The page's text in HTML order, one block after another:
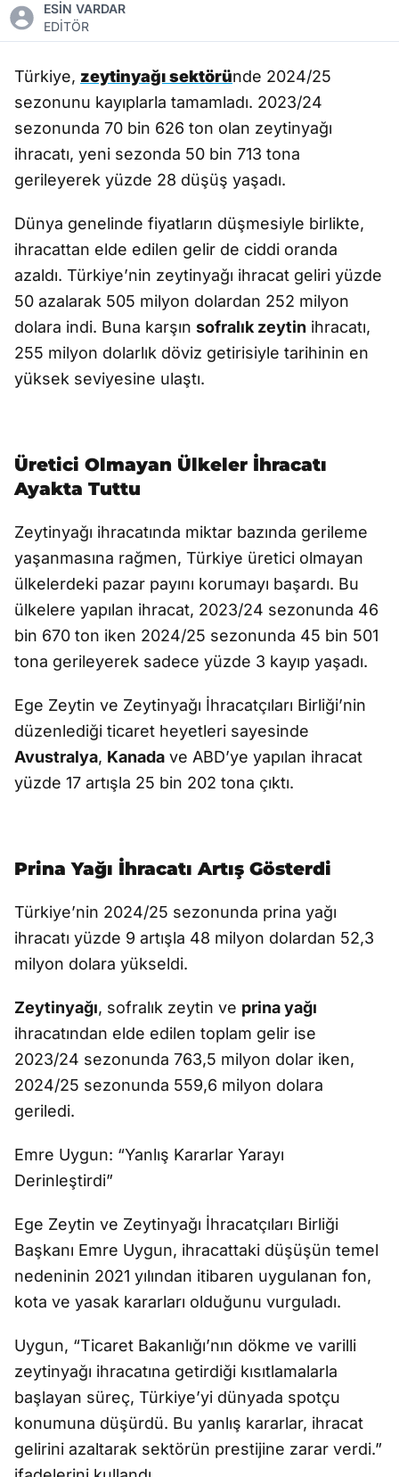
ESİN VARDAR
EDİTÖR
Türkiye, zeytinyağı sektöründe 2024/25
sezonunu kayıplarla tamamladı. 2023/24
sezonunda 70 bin 626 ton olan zeytinyağı
ihracatı, yeni sezonda 50 bin 713 tona
gerileyerek yüzde 28 düşüş yaşadı.
Dünya genelinde fiyatların düşmesiyle birlikte,
ihracattan elde edilen gelir de ciddi oranda
azaldı. Türkiye’nin zeytinyağı ihracat geliri yüzde
50 azalarak 505 milyon dolardan 252 milyon
dolara indi. Buna karşın sofralık zeytin ihracatı,
255 milyon dolarlık döviz getirisiyle tarihinin en
yüksek seviyesine ulaştı.
Üretici Olmayan Ülkeler İhracatı
Ayakta Tuttu
Zeytinyağı ihracatında miktar bazında gerileme
yaşanmasına rağmen, Türkiye üretici olmayan
ülkelerdeki pazar payını korumayı başardı. Bu
ülkelere yapılan ihracat, 2023/24 sezonunda 46
bin 670 ton iken 2024/25 sezonunda 45 bin 501
tona gerileyerek sadece yüzde 3 kayıp yaşadı.
Ege Zeytin ve Zeytinyağı İhracatçıları Birliği’nin
düzenlediği ticaret heyetleri sayesinde
Avustralya, Kanada ve ABD’ye yapılan ihracat
yüzde 17 artışla 25 bin 202 tona çıktı.
Prina Yağı İhracatı Artış Gösterdi
Türkiye’nin 2024/25 sezonunda prina yağı
ihracatı yüzde 9 artışla 48 milyon dolardan 52,3
milyon dolara yükseldi.
Zeytinyağı, sofralık zeytin ve prina yağı
ihracatından elde edilen toplam gelir ise
2023/24 sezonunda 763,5 milyon dolar iken,
2024/25 sezonunda 559,6 milyon dolara
geriledi.
Emre Uygun: “Yanlış Kararlar Yarayı
Derinleştirdi”
Ege Zeytin ve Zeytinyağı İhracatçıları Birliği
Başkanı Emre Uygun, ihracattaki düşüşün temel
nedeninin 2021 yılından itibaren uygulanan fon,
kota ve yasak kararları olduğunu vurguladı.
Uygun, “Ticaret Bakanlığı’nın dökme ve varilli
zeytinyağı ihracatına getirdiği kısıtlamalarla
başlayan süreç, Türkiye’yi dünyada spotçu
konumuna düşürdü. Bu yanlış kararlar, ihracat
gelirini azaltarak sektörün prestijine zarar verdi.”